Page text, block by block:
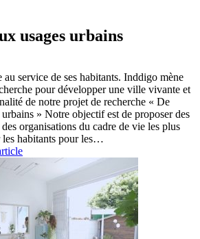
usages urbains
service de ses habitants. Inddigo mène
pour développer une ville vivante et
de notre projet de recherche « De
» Notre objectif est de proposer des
organisations du cadre de vie les plus
les habitants pour les…